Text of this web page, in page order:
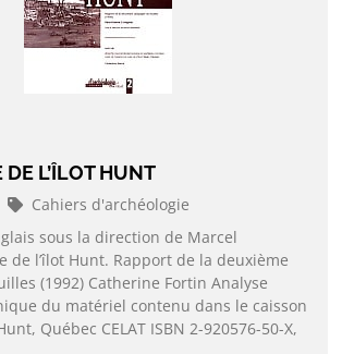
DE L’ÎLOT HUNT
Cahiers d'archéologie
sous la direction de Marcel
de l’îlot Hunt. Rapport de la deuxième
(1992) Catherine Fortin Analyse
du matériel contenu dans le caisson
Québec CELAT ISBN 2-920576-50-X,